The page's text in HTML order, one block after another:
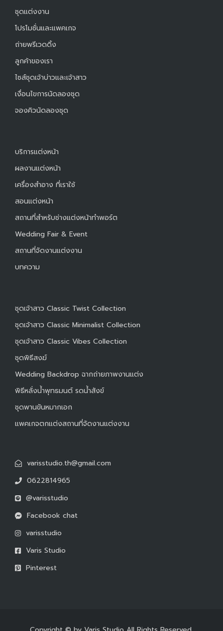
ชุดแต่งงาน
โปรโมชั่นและแพคเกจ
ถ่ายพรีเวดดิ้ง
ลูกค้าของเรา
ไซส์ชุดเจ้าบ่าวและเจ้าสาว
เงื่อนไขการนัดลองชุด
จองคิวนัดลองชุด
บริการแต่งหน้า
ผลงานแต่งหน้า
เครื่องสำอาง ที่เราใช้
สอนแต่งหน้า
สถานที่สำหรับช่างแต่งหน้าทำพอร์ต
Wedding Fair & Event
สถานที่จัดงานแต่งงาน
บทความ
ชุดเจ้าสาว Classic Twist Collection
ชุดเจ้าสาว Classic Minimalist Collection
ชุดเจ้าสาว Classic Vibes Collection
ชุดพิธีสงฆ์
Wedding Backdrop ฉากถ่ายภาพงานแต่ง
พิธีหลั่งน้ำพุทธมนต์ รดน้ำสังข์
ชุดพานขันหมากเอก
แพคเกจตกแต่งสถานที่จัดงานแต่งงาน
varisstudio.th@gmail.com
0622814965
@varisstudio
Facebook chat
varisstudio
Varis Studio
Pinterest